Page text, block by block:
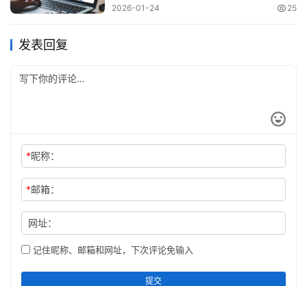
2026-01-24 25
发表回复
*昵称：
*邮箱：
网址：
记住昵称、邮箱和网址，下次评论免输入
提交